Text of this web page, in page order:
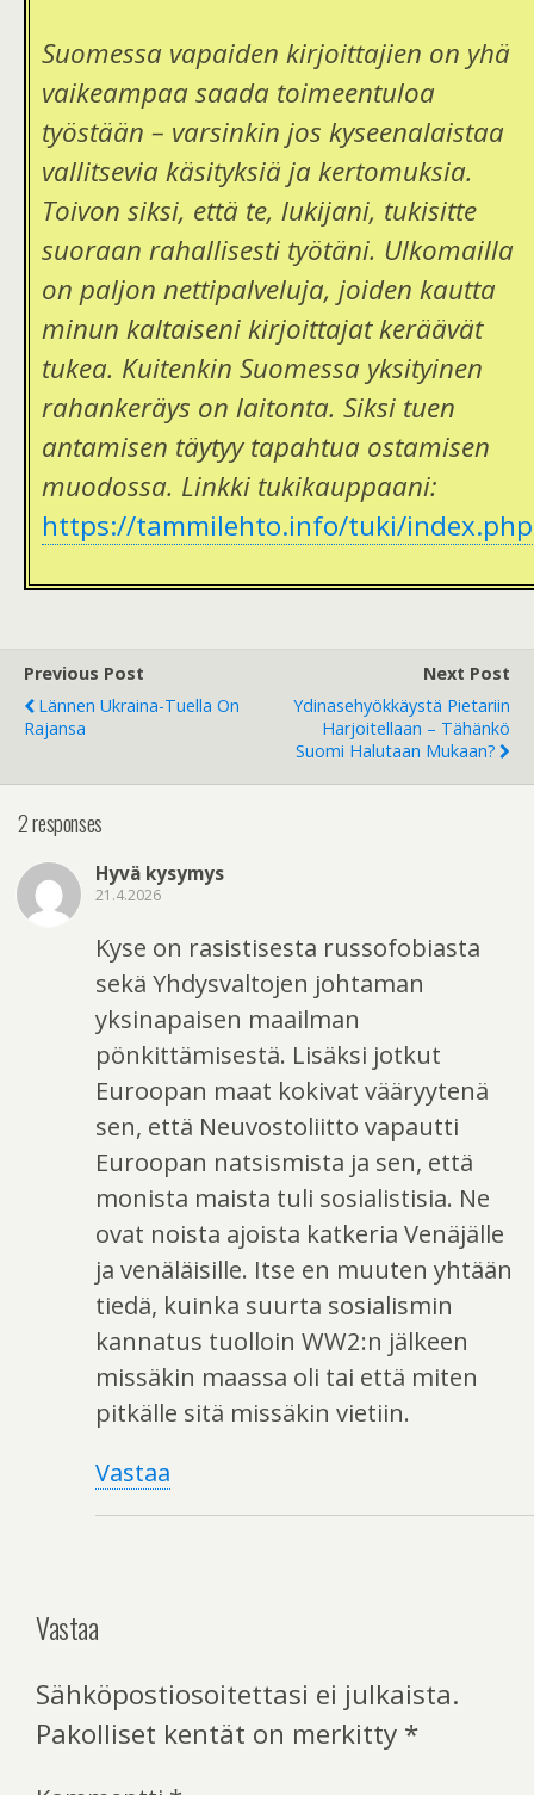
Suomessa vapaiden kirjoittajien on yhä
vaikeampaa saada toimeentuloa
työstään – varsinkin jos kyseenalaistaa
vallitsevia käsityksiä ja kertomuksia.
Toivon siksi, että te, lukijani, tukisitte
suoraan rahallisesti työtäni. Ulkomailla
on paljon nettipalveluja, joiden kautta
minun kaltaiseni kirjoittajat keräävät
tukea. Kuitenkin Suomessa yksityinen
rahankeräys on laitonta. Siksi tuen
antamisen täytyy tapahtua ostamisen
muodossa. Linkki tukikauppaani:
https://tammilehto.info/tuki/index.php
Previous Post
Lännen Ukraina-Tuella On
Rajansa
Next Post
Ydinasehyökkäystä Pietariin
Harjoitellaan – Tähänkö
Suomi Halutaan Mukaan?
2 responses
Hyvä kysymys
21.4.2026
Kyse on rasistisesta russofobiasta
sekä Yhdysvaltojen johtaman
yksinapaisen maailman
pönkittämisestä. Lisäksi jotkut
Euroopan maat kokivat vääryytenä
sen, että Neuvostoliitto vapautti
Euroopan natsismista ja sen, että
monista maista tuli sosialistisia. Ne
ovat noista ajoista katkeria Venäjälle
ja venäläisille. Itse en muuten yhtään
tiedä, kuinka suurta sosialismin
kannatus tuolloin WW2:n jälkeen
missäkin maassa oli tai että miten
pitkälle sitä missäkin vietiin.
Vastaa
Vastaa
Sähköpostiosoitettasi ei julkaista.
Pakolliset kentät on merkitty *